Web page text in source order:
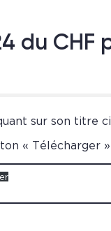
du CHF
sur son titre
« Télécharger